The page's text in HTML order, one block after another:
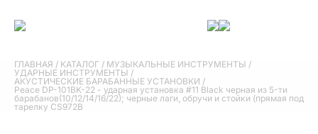
ГЛАВНАЯ / КАТАЛОГ / МУЗЫКАЛЬНЫЕ ИНСТРУМЕНТЫ /
УДАРНЫЕ ИНСТРУМЕНТЫ /
АКУСТИЧЕСКИЕ БАРАБАННЫЕ УСТАНОВКИ /
Peace DP-101BK-22 - ударная установка #11 Black черная из 5-ти
барабанов(10/12/14/16/22); черные лаги, обручи и стойки (прямая под
тарелку CS972B